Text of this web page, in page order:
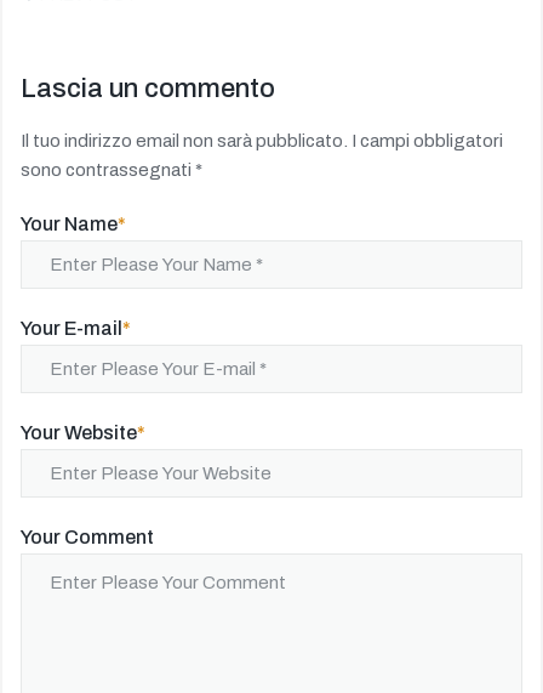
Lascia un commento
Il tuo indirizzo email non sarà pubblicato. I campi obbligatori
sono contrassegnati *
Your Name*
Your E-mail *
Your Website*
Your Comment